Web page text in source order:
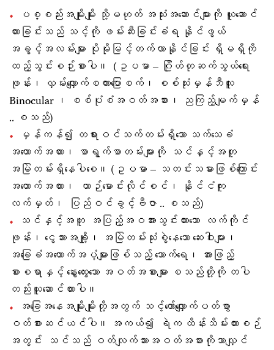
ပစ္စည်းအမျိုးမျိုး သို့မဟုတ် အသုံးအဆောင်များကို ယူဆောင်
ထားခြင်းသည် သင့်ကို ဖမ်းဆီးခြင်းခံရ နိုင်ဖွယ်
အခွင့်အလမ်းများ ပိုမိုမြင့်တက်လာနိုင်ခြင်း ရှိမရှိကို
ထည့်သွင်းစဉ်းစားပါ။ (ဥပမာ – ဂြိုဟ်တုဆက်သွယ်ရေး
ဖုန်း၊ လှမ်းလျှောက်စကားပြောစက်၊ စစ်သုံးမှန်ဘီလူး
Binocular ၊ စစ်ပုံစံအဝတ်အစား၊ ညကြည့်မျက်မှန်
.. စသည်)
မှန်ကန်၍ တရားဝင်သက်တမ်းရှိသော သက်သေခံ
အထောက်အထား၊ စာရွက်စာတမ်းများကို သင်နှင့်အတူ
အမြဲတမ်းရှိနေပါစေ။ (ဥပမာ – သတင်းသမားဖြစ်ကြောင်း
အထောက်အထား၊ ယာဉ်မောင်းလိုင်စင်၊ နိုင်ငံကူး
လက်မှတ်၊ ပြည်ဝင်ခွင့်ဗီဇာ .. စသည်)
သင်နှင့်အတူ အပြည့်အဝအားသွင်းထားသော လက်ကိုင်
ဖုန်း၊ ငွေသားအချို့၊ အမြဲတမ်းသုံးစွဲနေသော ဆေးဝါးများ၊
အခြေခံအထောက်အပံ့များဖြစ်သည့် သောက်ရေ၊ အားဖြည့်
စားစရာနှင့် နွေးထွေးသော အဝတ်အစားများ စသည်တို့ကို တပါ
တည်းယူဆောင်ထားပါ။
အခြေအနေအမျိုးမျိုးတို့အတွက် သင့်တော်လျှောက်ပတ်စွာ
ဝတ်စားဆင်ယင်ပါ။ အကယ်၍ ရဲက ထိန်းသိမ်းထားစဉ်
အတွင်း သင်သည် ဝတ်လျက်သားအဝတ်အစားကိုသာလျှင်